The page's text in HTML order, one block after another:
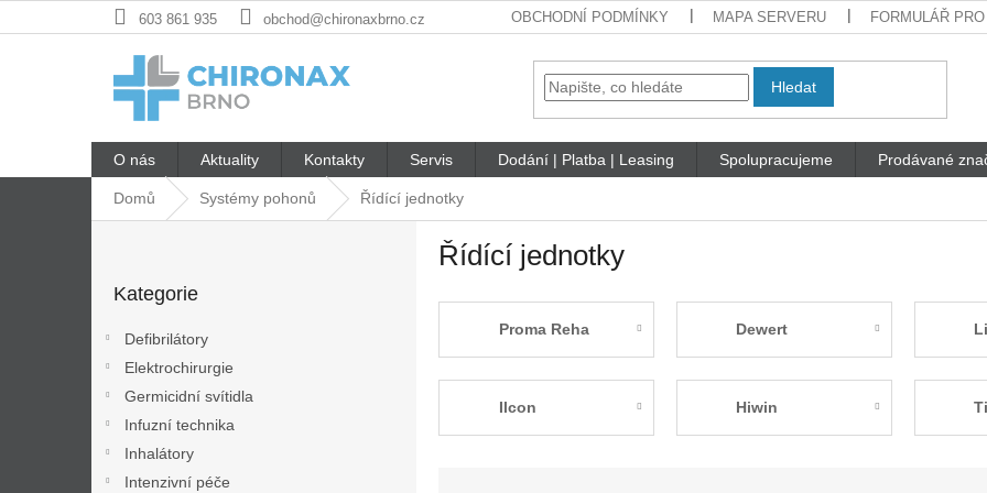
na
603 861 935 obchod@chironaxbrno.cz OBCHODNÍ PODMÍNKY MAPA SERVERU FORMULÁŘ
Hledat
O nás Aktuality Kontakty Servis Dodání | Platba | Leasing Spolupracujeme Prodávané
Domů Systémy pohonů Řídící jednotky
kategorie
Kategorie
Defibrilátory
Elektrochirurgie
Germicidní svítidla
Infuzní technika
Inhalátory
Intenzivní péče
Řídící jednotky
Proma Reha Dewert
Ilcon Hiwin